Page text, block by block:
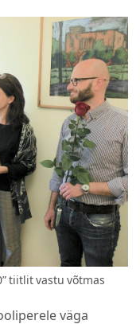
tiitlit vastu võtmas
väga